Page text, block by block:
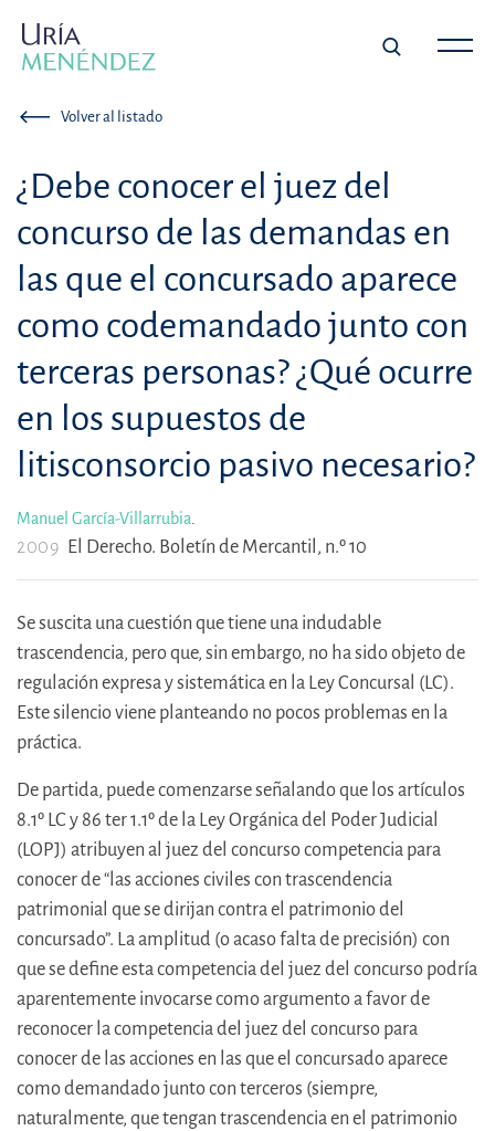
Volver al listado
¿Debe conocer el juez del
concurso de las demandas en
las que el concursado aparece
como codemandado junto con
terceras personas? ¿Qué ocurre
en los supuestos de
litisconsorcio pasivo necesario?
Manuel García-Villarrubia.
2009 El Derecho. Boletín de Mercantil, n.º 10
Se suscita una cuestión que tiene una indudable
trascendencia, pero que, sin embargo, no ha sido objeto de
regulación expresa y sistemática en la Ley Concursal (LC).
Este silencio viene planteando no pocos problemas en la
práctica.
De partida, puede comenzarse señalando que los artículos
8.1º LC y 86 ter 1.1º de la Ley Orgánica del Poder Judicial
(LOPJ) atribuyen al juez del concurso competencia para
conocer de “las acciones civiles con trascendencia
patrimonial que se dirijan contra el patrimonio del
concursado”. La amplitud (o acaso falta de precisión) con
que se define esta competencia del juez del concurso podría
aparentemente invocarse como argumento a favor de
reconocer la competencia del juez del concurso para
conocer de las acciones en las que el concursado aparece
como demandado junto con terceros (siempre,
naturalmente, que tengan trascendencia en el patrimonio